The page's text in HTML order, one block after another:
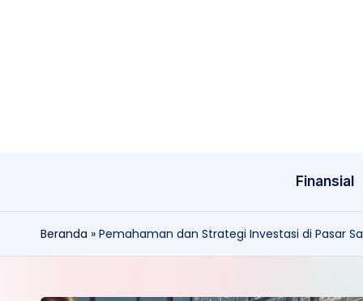
Finansial
Beranda » Pemahaman dan Strategi Investasi di Pasar